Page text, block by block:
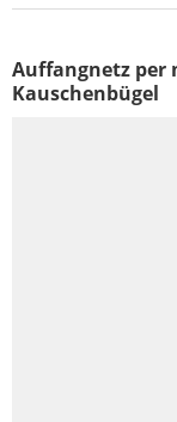
Auffangnetz per
Kauschenbügel